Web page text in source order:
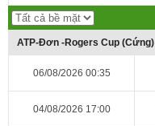
ATP-Đơn -Rogers Cup (Cứng)
06/08/2026 00:35
04/08/2026 17:00